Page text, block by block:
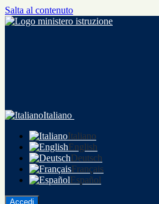
Salta al contenuto
Italiano
Italiano
English
Deutsch
Français
Español
Accedi